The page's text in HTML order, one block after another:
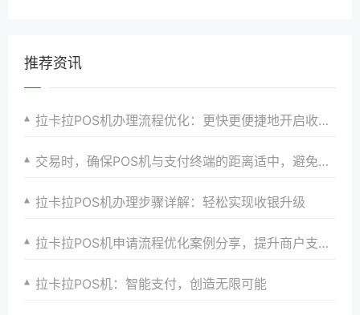
推荐资讯
拉卡拉POS机办理流程优化：更快更便捷地开启收银之旅，助力商家快速发展与成长壮大
交易时，确保POS机与支付终端的距离适中，避免信号干扰。
拉卡拉POS机办理步骤详解：轻松实现收银升级
拉卡拉POS机申请流程优化案例分享，提升商户支付体验
拉卡拉POS机：智能支付，创造无限可能